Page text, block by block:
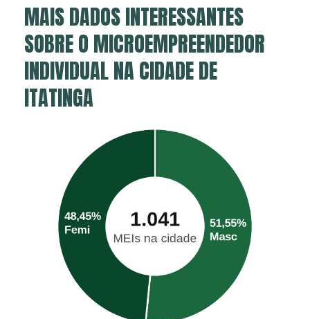
MAIS DADOS INTERESSANTES
SOBRE O MICROEMPREENDEDOR
INDIVIDUAL NA CIDADE DE
ITATINGA